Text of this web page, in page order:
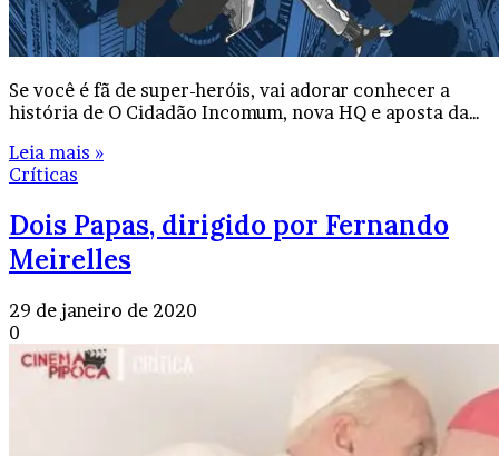
Se você é fã de super-heróis, vai adorar conhecer a
história de O Cidadão Incomum, nova HQ e aposta da…
Leia mais »
Críticas
Dois Papas, dirigido por Fernando
Meirelles
29 de janeiro de 2020
0